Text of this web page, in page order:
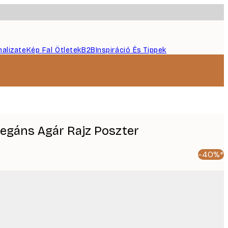
Kép Fal ÖtletekB2BInspiráció És Tippek
Agár Rajz Poszter
-40%*